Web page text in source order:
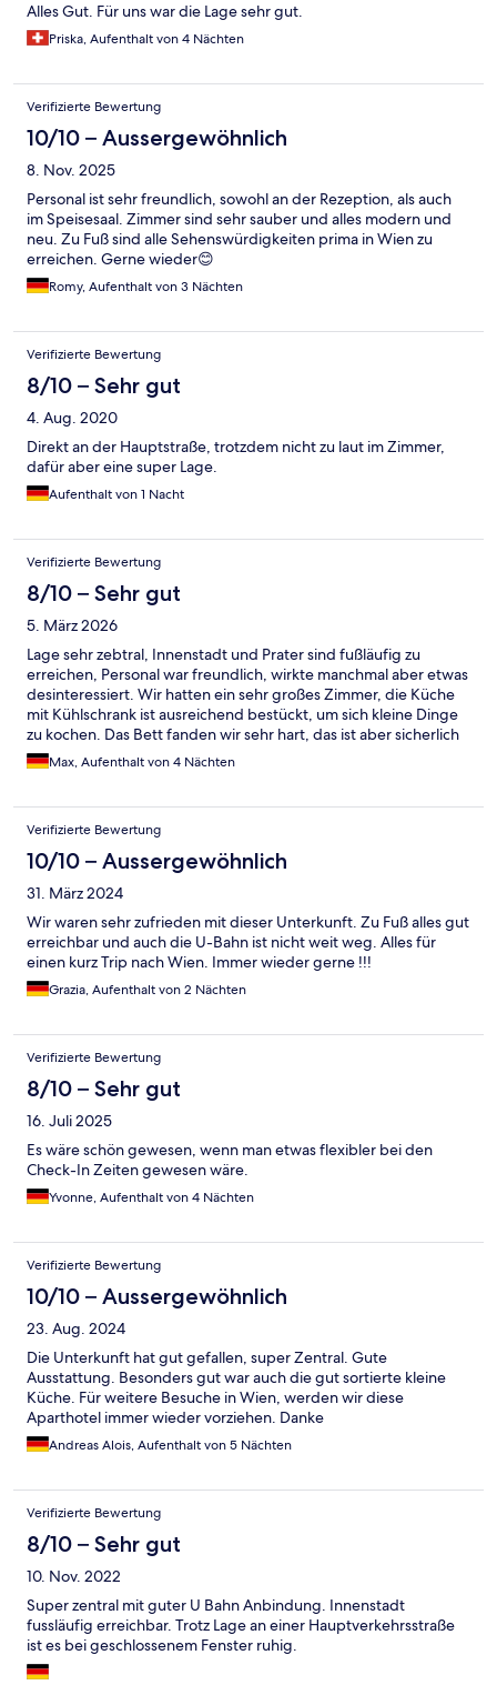
Alles Gut. Für uns war die Lage sehr gut.
Priska, Aufenthalt von 4 Nächten
Verifizierte Bewertung
10/10 – Aussergewöhnlich
8. Nov. 2025
Personal ist sehr freundlich, sowohl an der Rezeption, als auch
im Speisesaal. Zimmer sind sehr sauber und alles modern und
neu. Zu Fuß sind alle Sehenswürdigkeiten prima in Wien zu
erreichen. Gerne wieder😊
Romy, Aufenthalt von 3 Nächten
Verifizierte Bewertung
8/10 – Sehr gut
4. Aug. 2020
Direkt an der Hauptstraße, trotzdem nicht zu laut im Zimmer,
dafür aber eine super Lage.
Aufenthalt von 1 Nacht
Verifizierte Bewertung
8/10 – Sehr gut
5. März 2026
Lage sehr zebtral, Innenstadt und Prater sind fußläufig zu
erreichen, Personal war freundlich, wirkte manchmal aber etwas
desinteressiert. Wir hatten ein sehr großes Zimmer, die Küche
mit Kühlschrank ist ausreichend bestückt, um sich kleine Dinge
zu kochen. Das Bett fanden wir sehr hart, das ist aber sicherlich
Geschmackssache. Etwas irritierend war, dass es im Bad
keinerlei Duschvorhang für die Badewanne gab und man
Max, Aufenthalt von 4 Nächten
Verifizierte Bewertung
10/10 – Aussergewöhnlich
31. März 2024
Wir waren sehr zufrieden mit dieser Unterkunft. Zu Fuß alles gut
erreichbar und auch die U-Bahn ist nicht weit weg. Alles für
einen kurz Trip nach Wien. Immer wieder gerne !!!
Grazia, Aufenthalt von 2 Nächten
Verifizierte Bewertung
8/10 – Sehr gut
16. Juli 2025
Es wäre schön gewesen, wenn man etwas flexibler bei den
Check-In Zeiten gewesen wäre.
Yvonne, Aufenthalt von 4 Nächten
Verifizierte Bewertung
10/10 – Aussergewöhnlich
23. Aug. 2024
Die Unterkunft hat gut gefallen, super Zentral. Gute
Ausstattung. Besonders gut war auch die gut sortierte kleine
Küche. Für weitere Besuche in Wien, werden wir diese
Aparthotel immer wieder vorziehen. Danke
Andreas Alois, Aufenthalt von 5 Nächten
Verifizierte Bewertung
8/10 – Sehr gut
10. Nov. 2022
Super zentral mit guter U Bahn Anbindung. Innenstadt
fussläufig erreichbar. Trotz Lage an einer Hauptverkehrsstraße
ist es bei geschlossenem Fenster ruhig.